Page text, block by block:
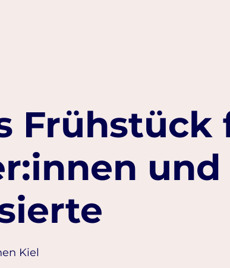
Frühstück
und
Kiel